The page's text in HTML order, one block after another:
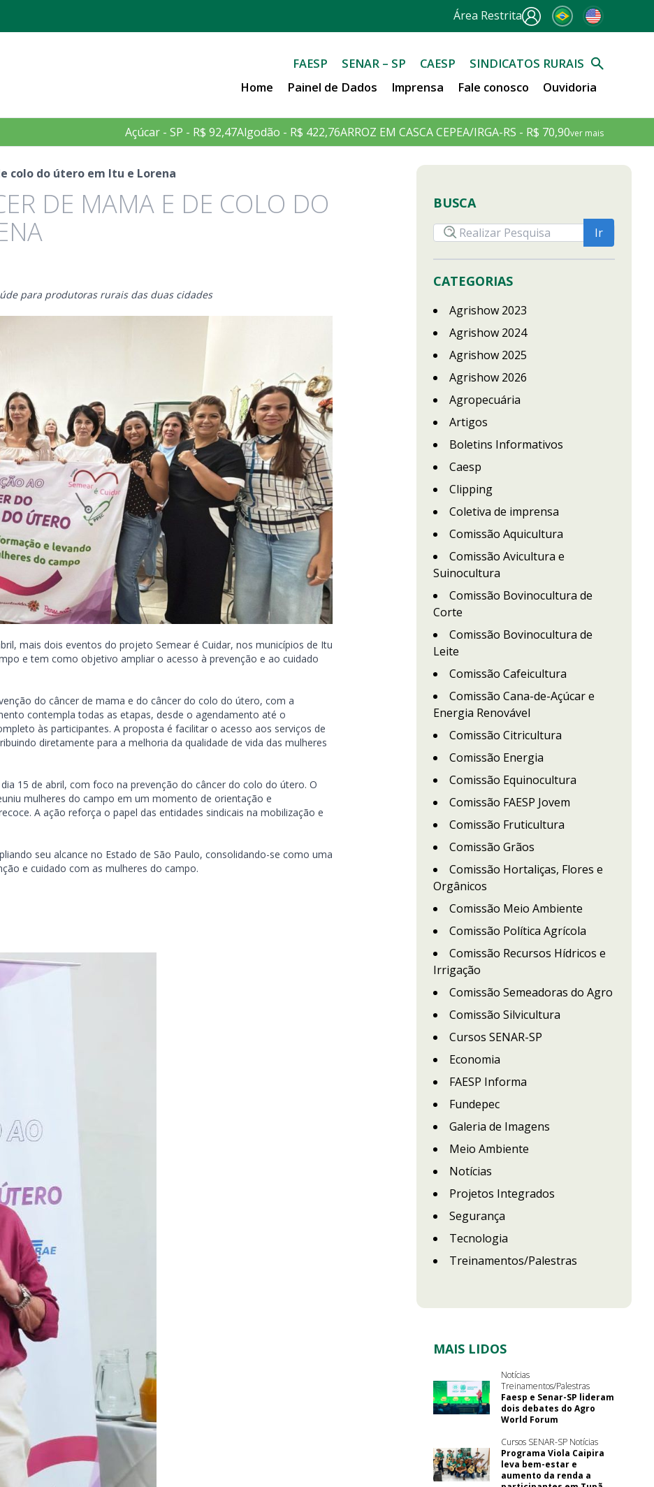
Área Restrita
FAESP SENAR – SP CAESP
SINDICATOS RURAIS
Home
Painel de Dados Imprensa Fale conosco Ouvidoria
Açúcar - SP - R$ 92,47Algodão - R$ 422,76ARROZ EM CASCA CEPEA/IRGA-RS - R$ 70,90ver mais
colo do útero em Itu e Lorena
DE MAMA E DE COLO DO
para produtoras rurais das duas cidades
mais dois eventos do projeto Semear é Cuidar, nos municípios de Itu
e tem como objetivo ampliar o acesso à prevenção e ao cuidado
do câncer de mama e do câncer do colo do útero, com a
contempla todas as etapas, desde o agendamento até o
às participantes. A proposta é facilitar o acesso aos serviços de
diretamente para a melhoria da qualidade de vida das mulheres
15 de abril, com foco na prevenção do câncer do colo do útero. O
mulheres do campo em um momento de orientação e
A ação reforça o papel das entidades sindicais na mobilização e
seu alcance no Estado de São Paulo, consolidando-se como uma
e cuidado com as mulheres do campo.
BUSCA
CATEGORIAS
Agrishow 2023
Agrishow 2024
Agrishow 2025
Agrishow 2026
Agropecuária
Artigos
Boletins Informativos
Caesp
Clipping
Coletiva de imprensa
Comissão Aquicultura
Comissão Avicultura e
Suinocultura
Comissão Bovinocultura de
Corte
Comissão Bovinocultura de
Leite
Comissão Cafeicultura
Comissão Cana-de-Açúcar e
Energia Renovável
Comissão Citricultura
Comissão Energia
Comissão Equinocultura
Comissão FAESP Jovem
Comissão Fruticultura
Comissão Grãos
Comissão Hortaliças, Flores e
Orgânicos
Comissão Meio Ambiente
Comissão Política Agrícola
Comissão Recursos Hídricos e
Irrigação
Comissão Semeadoras do Agro
Comissão Silvicultura
Cursos SENAR-SP
Economia
FAESP Informa
Fundepec
Galeria de Imagens
Meio Ambiente
Notícias
Projetos Integrados
Segurança
Tecnologia
Treinamentos/Palestras
MAIS LIDOS
Notícias
Treinamentos/Palestras
Faesp e Senar-SP lideram
dois debates do Agro
World Forum
Cursos SENAR-SP Notícias
Programa Viola Caipira
leva bem-estar e
aumento da renda a